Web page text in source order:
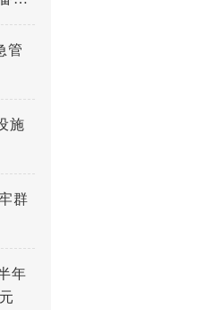
管
施
群
年